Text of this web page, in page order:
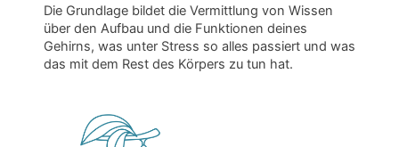
Die Grundlage bildet die Vermittlung von Wissen
über den Aufbau und die Funktionen deines
Gehirns, was unter Stress so alles passiert und was
das mit dem Rest des Körpers zu tun hat.